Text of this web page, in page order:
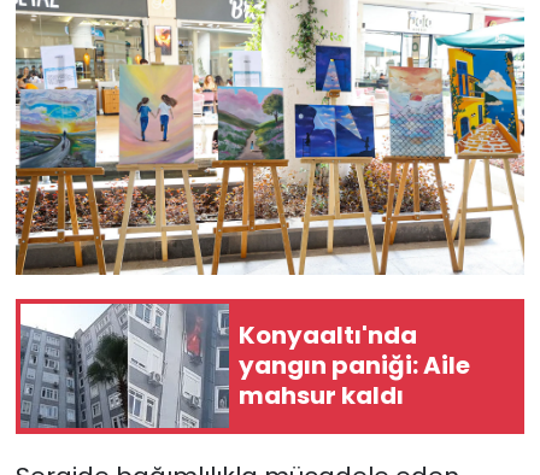
Konyaaltı'nda
yangın paniği: Aile
mahsur kaldı